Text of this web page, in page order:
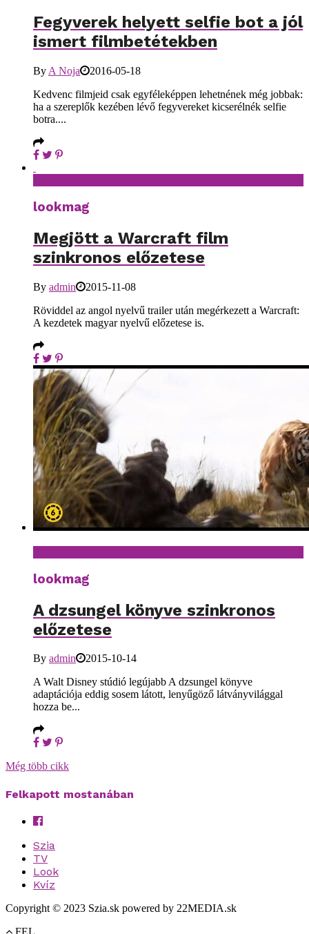
Fegyverek helyett selfie bot a jól
ismert filmbetétekben
By A Noja
2016-05-18
Kedvenc filmjeid csak egyféleképpen lehetnének még jobbak:
ha a szereplők kezében lévő fegyvereket kicserélnék selfie
botra....
lookmag
Megjött a Warcraft film
szinkronos előzetese
By admin
2015-11-08
Röviddel az angol nyelvű trailer után megérkezett a Warcraft:
A kezdetek magyar nyelvű előzetese is.
lookmag
A dzsungel könyve szinkronos
előzetese
By admin
2015-10-14
A Walt Disney stúdió legújabb A dzsungel könyve
adaptációja eddig sosem látott, lenyűgöző látványvilággal
hozza be...
Még több cikk
Felkapott mostanában
Szia
TV
Look
Kvíz
Copyright © 2023 Szia.sk powered by 22MEDIA.sk
FEL